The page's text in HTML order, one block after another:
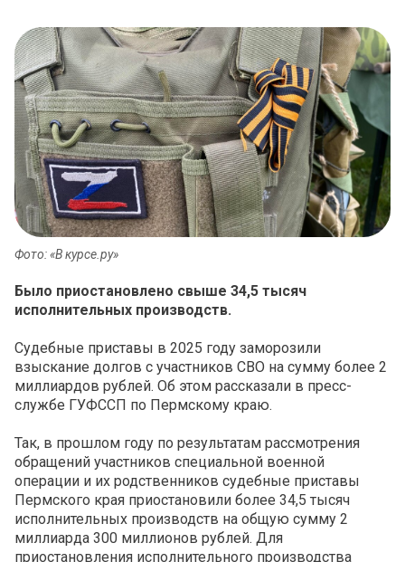
Фото: «В курсе.ру»
Было приостановлено свыше 34,5 тысяч
исполнительных производств.
Судебные приставы в 2025 году заморозили
взыскание долгов с участников СВО на сумму более 2
миллиардов рублей. Об этом рассказали в пресс-
службе ГУФССП по Пермскому краю.
Так, в прошлом году по результатам рассмотрения
обращений участников специальной военной
операции и их родственников судебные приставы
Пермского края приостановили более 34,5 тысяч
исполнительных производств на общую сумму 2
миллиарда 300 миллионов рублей. Для
приостановления исполнительного производства